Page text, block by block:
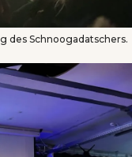
des Schnoogadatschers.